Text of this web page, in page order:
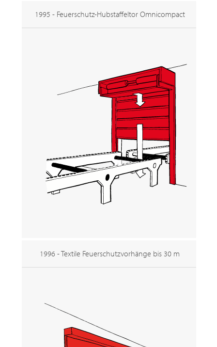
1995 - Feuerschutz-Hubstaffeltor Omnicompact
1996 - Textile Feuerschutzvorhänge bis 30 m